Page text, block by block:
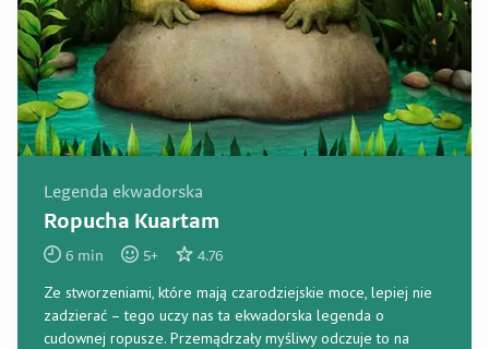
Legenda ekwadorska
Ropucha Kuartam
6 min 5+ 4.76
Ze stworzeniami, które mają czarodziejskie moce, lepiej nie
zadzierać – tego uczy nas ta ekwadorska legenda o
cudownej ropusze. Przemądrzały myśliwy odczuje to na